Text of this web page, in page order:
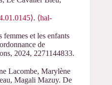
. ⟨hal-
femmes et les enfants
de
2024, 2271144833.
Lacombe, Marylène
Magali Mazuy. De